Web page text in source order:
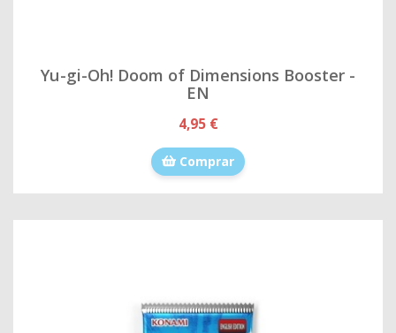
Yu-gi-Oh! Doom of Dimensions Booster -
EN
4,95 €
Comprar